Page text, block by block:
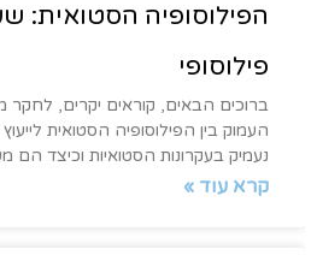
הפילוסופיה הסטואית:
פילוסופי
ברוכים הבאים, קוראים יקרים, לחקר
העמוק בין הפילוסופיה הסטואית
נעמיק בעקרונות הסטואיות וכיצד
קרא עוד »